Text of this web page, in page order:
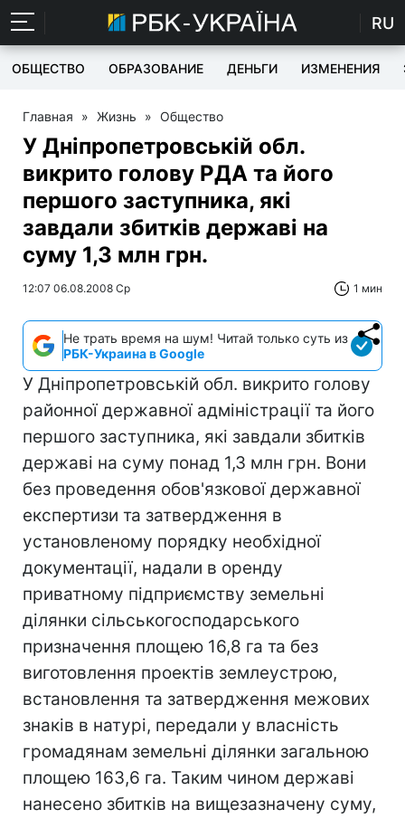
RU
ОБЩЕСТВО ОБРАЗОВАНИЕ ДЕНЬГИ ИЗМЕНЕНИЯ
Главная » Жизнь » Общество
У Дніпропетровській обл.
викрито голову РДА та його
першого заступника, які
завдали збитків державі на
суму 1,3 млн грн.
12:07 06.08.2008 Ср 1 мин
Не трать время на шум! Читай только суть из
РБК-Украина в Google
У Дніпропетровській обл. викрито голову
районної державної адміністрації та його
першого заступника, які завдали збитків
державі на суму понад 1,3 млн грн. Вони
без проведення обов'язкової державної
експертизи та затвердження в
установленому порядку необхідної
документації, надали в оренду
приватному підприємству земельні
ділянки сільськогосподарського
призначення площею 16,8 га та без
виготовлення проектів землеустрою,
встановлення та затвердження межових
знаків в натурі, передали у власність
громадянам земельні ділянки загальною
площею 163,6 га. Таким чином державі
нанесено збитків на вищезазначену суму,